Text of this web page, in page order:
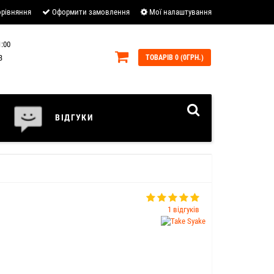
Оформити замовлення Мої налаштування
ТОВАРІВ 0 (0ГРН.)
ВІДГУКИ
1 відгуків